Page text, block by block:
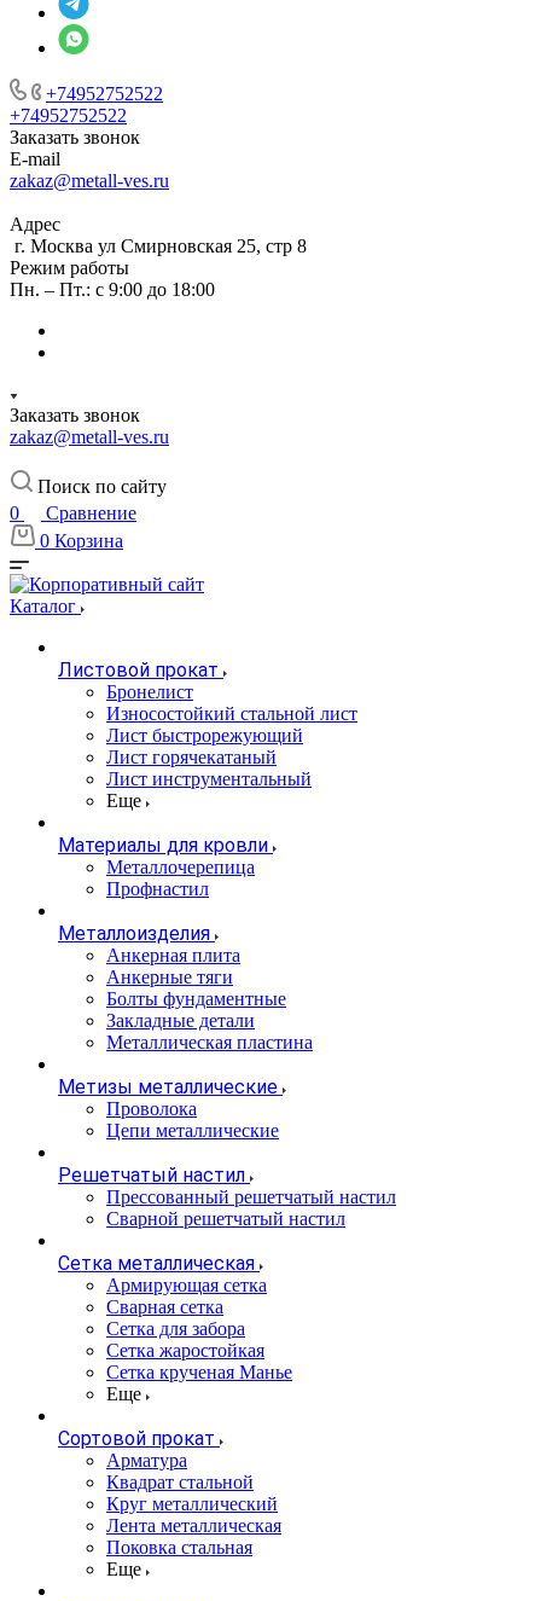
+74952752522
+74952752522
Заказать звонок
E-mail
zakaz@metall-ves.ru
Адрес
г. Москва ул Смирновская 25, стр 8
Режим работы
Пн. – Пт.: с 9:00 до 18:00
Заказать звонок
zakaz@metall-ves.ru
Поиск по сайту
0
Сравнение
0 Корзина
Каталог
Листовой прокат
Бронелист
Износостойкий стальной лист
Лист быстрорежующий
Лист горячекатаный
Лист инструментальный
Еще
Материалы для кровли
Металлочерепица
Профнастил
Металлоизделия
Анкерная плита
Анкерные тяги
Болты фундаментные
Закладные детали
Металлическая пластина
Метизы металлические
Проволока
Цепи металлические
Решетчатый настил
Прессованный решетчатый настил
Сварной решетчатый настил
Сетка металлическая
Армирующая сетка
Сварная сетка
Сетка для забора
Сетка жаростойкая
Сетка крученая Манье
Еще
Сортовой прокат
Арматура
Квадрат стальной
Круг металлический
Лента металлическая
Поковка стальная
Еще